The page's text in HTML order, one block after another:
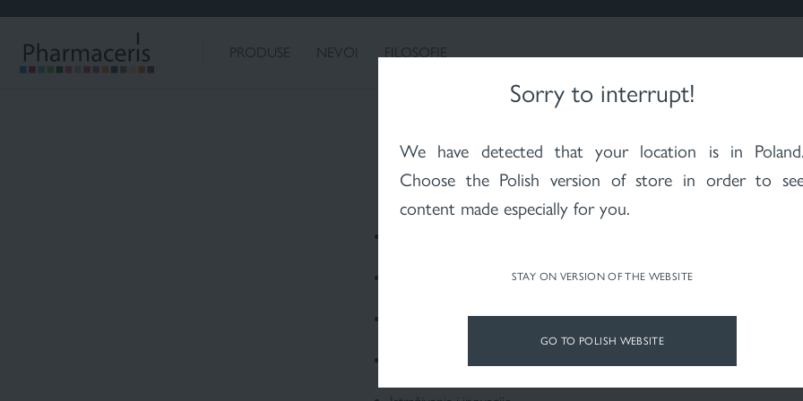
PRODUSE NEVOI
NEVOILE DUMNEAVOASTRĂ
FILOSOFIE
Harta site-ului
Sorry to interrupt!
We have detected that your location is in Poland.
Choose the Polish version of store in order to
content made especially for you.
STAY ON VERSION OF THE WEBSITE
GO TO POLISH WEBSITE